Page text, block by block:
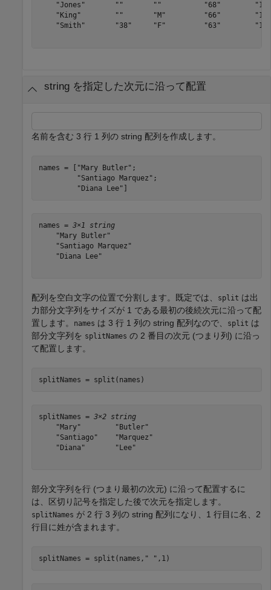
"Jones"       ""       ""          "68"
"King"        ""       "M"         "66"
"Smith"       "38"     "F"         "63"
string を指定した次元に沿って配置
名前を含む 3 行 1 列の string 配列を作成します。
names = [ "Mary Butler" ;
"Santiago Marquez" ;
"Diana Lee" ]
names = 3×1 string
    "Mary Butler"
    "Santiago Marquez"
    "Diana Lee"
配列を空白文字の位置で分割します。既定では、 split は出
力部分文字列をサイズが 1 である最初の後続次元に沿って配
置します。
names は 3 行 1 列の string 配列なので、 split は
部分文字列を splitNames の 2 番目の次元 (つまり列) に沿っ
て配置します。
splitNames = split(names)
splitNames = 3×2 string
    "Mary"        "Butler"
    "Santiago"    "Marquez"
    "Diana"       "Lee"
部分文字列を行 (つまり最初の次元) に沿って配置するに
は、区切り記号を指定した後で次元を指定します。
splitNames が 2 行 3 列の string 配列になり、1 行目に名、2
行目に姓が含まれます。
splitNames = split(names, " " ,1)